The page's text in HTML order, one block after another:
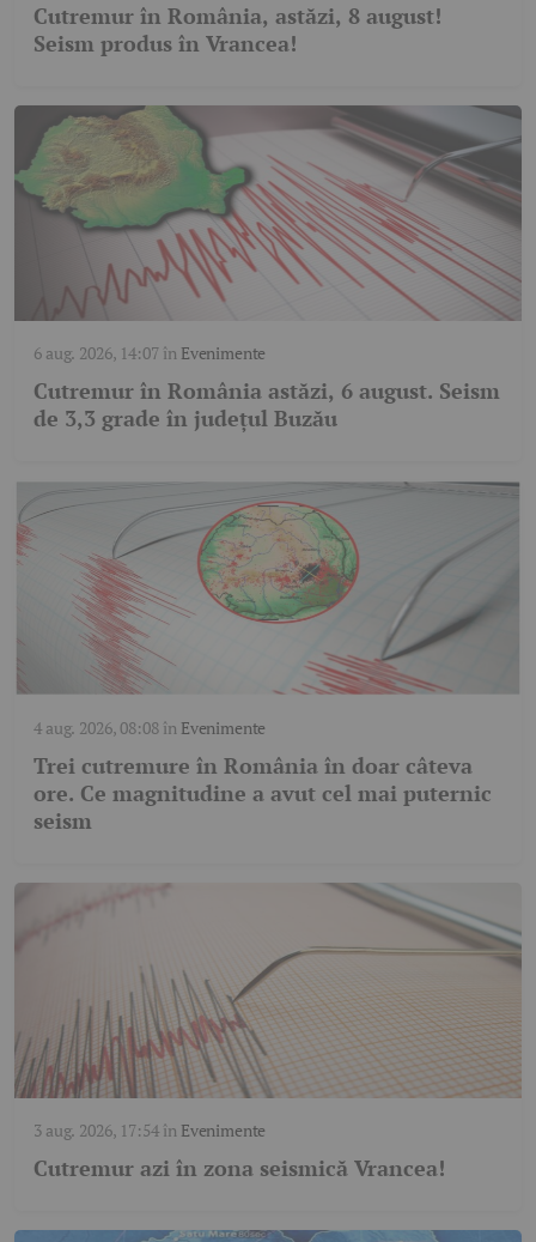
Cutremur în România, astăzi, 8 august!
Seism produs în Vrancea!
6 aug. 2026, 14:07în Evenimente
Cutremur în România astăzi, 6 august. Seism
de 3,3 grade în județul Buzău
4 aug. 2026, 08:08în Evenimente
Trei cutremure în România în doar câteva
ore. Ce magnitudine a avut cel mai puternic
seism
3 aug. 2026, 17:54în Evenimente
Cutremur azi în zona seismică Vrancea!